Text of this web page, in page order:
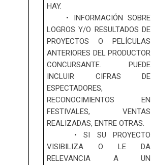
HAY.
• INFORMACIÓN SOBRE
LOGROS Y/O RESULTADOS DE
PROYECTOS O PELÍCULAS
ANTERIORES DEL PRODUCTOR
CONCURSANTE. PUEDE
INCLUIR CIFRAS DE
ESPECTADORES,
RECONOCIMIENTOS EN
FESTIVALES, VENTAS
REALIZADAS, ENTRE OTRAS.
• SI SU PROYECTO
VISIBILIZA O LE DA
RELEVANCIA A UN